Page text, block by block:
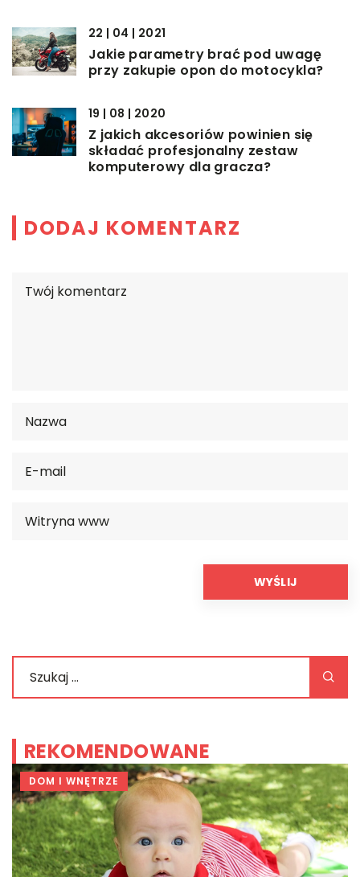
22 | 04 | 2021
Jakie parametry brać pod uwagę
przy zakupie opon do motocykla?
19 | 08 | 2020
Z jakich akcesoriów powinien się
składać profesjonalny zestaw
komputerowy dla gracza?
DODAJ KOMENTARZ
REKOMENDOWANE
DOM I WNĘTRZE